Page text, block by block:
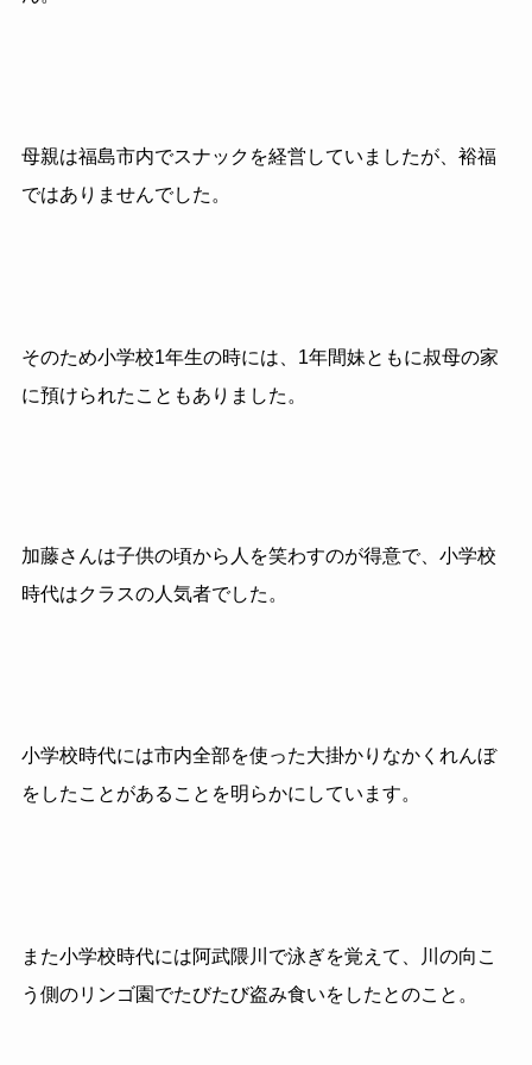
母親は福島市内でスナックを経営していましたが、裕福
ではありませんでした。
そのため小学校1年生の時には、 1年間妹ともに叔母の家
に預けられたこともありました。
加藤さんは子供の頃から人を笑わすのが得意で、小学校
時代はクラスの人気者でした。
小学校時代には市内全部を使った大掛かりなかくれんぼ
をしたことがあることを明らかにしています。
また小学校時代には阿武隈川で泳ぎを覚えて、川の向こ
う側のリンゴ園でたびたび盗み食いをしたとのこと。